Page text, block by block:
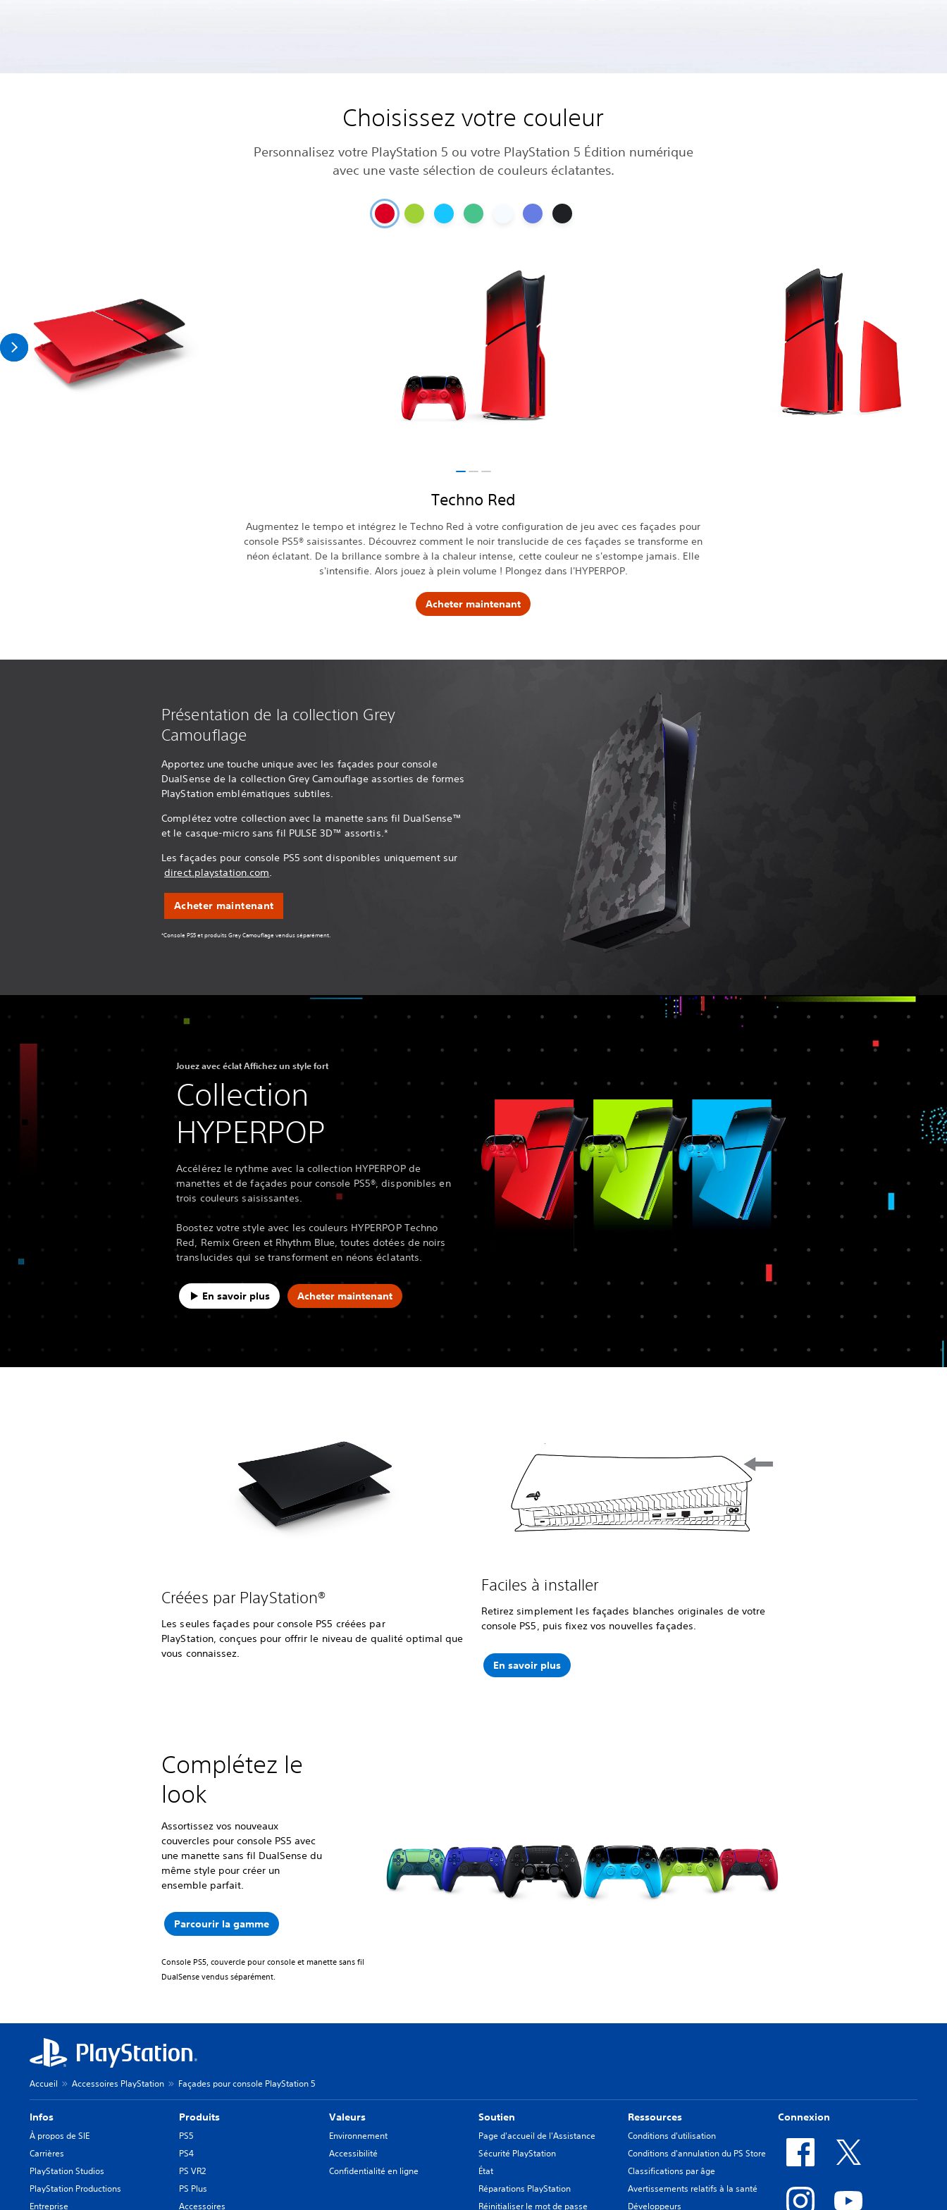
Choisissez votre couleur
Personnalisez votre PlayStation 5 ou votre PlayStation 5 Édition numérique
avec une vaste sélection de couleurs éclatantes.
Techno Red
Augmentez le tempo et intégrez le Techno Red à votre configuration de jeu avec ces façades pour
console PS5® saisissantes. Découvrez comment le noir translucide de ces façades se transforme en
néon éclatant. De la brillance sombre à la chaleur intense, cette couleur ne s'estompe jamais. Elle
s'intensifie. Alors jouez à plein volume ! Plongez dans l'HYPERPOP.
Acheter maintenant
Présentation de la collection Grey
Camouflage
Apportez une touche unique avec les façades pour console
DualSense de la collection Grey Camouflage assorties de formes
PlayStation emblématiques subtiles.
Complétez votre collection avec la manette sans fil DualSense™
et le casque-micro sans fil PULSE 3D™ assortis.*
Les façades pour console PS5 sont disponibles uniquement sur
direct.playstation.com
Acheter maintenant
*Console PS5 et produits Grey Camouflage vendus séparément.
Jouez avec éclat Affichez un style fort
Collection
HYPERPOP
Accélérez le rythme avec la collection HYPERPOP de
manettes et de façades pour console PS5®, disponibles en
trois couleurs saisissantes.
Boostez votre style avec les couleurs HYPERPOP Techno
Red, Remix Green et Rhythm Blue, toutes dotées de noirs
translucides qui se transforment en néons éclatants.
En savoir plus Acheter maintenant
Créées par PlayStation®
Les seules façades pour console PS5 créées par
PlayStation, conçues pour offrir le niveau de qualité optimal que
vous connaissez.
Faciles à installer
Retirez simplement les façades blanches originales de votre
console PS5, puis fixez vos nouvelles façades.
En savoir plus
Complétez le
look
Assortissez vos nouveaux
couvercles pour console PS5 avec
une manette sans fil DualSense du
même style pour créer un
ensemble parfait.
Parcourir la gamme
Console PS5, couvercle pour console et manette sans fil
DualSense vendus séparément.
Accueil Accessoires PlayStation Façades pour console PlayStation 5
Infos
À propos de SIE
Carrières
PlayStation Studios
PlayStation Productions
Entreprise
Produits
PS5
PS4
PS VR2
PS Plus
Accessoires
Valeurs
Environnement
Accessibilité
Confidentialité en ligne
Soutien
Page d'accueil de l'Assistance
Sécurité PlayStation
État
Réparations PlayStation
Réinitialiser le mot de passe
Ressources
Conditions d'utilisation
Conditions d'annulation du PS Store
Classifications par âge
Avertissements relatifs à la santé
Développeurs
Connexion